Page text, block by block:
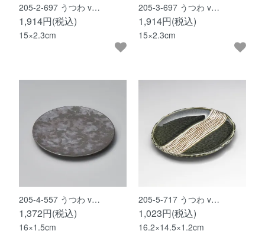
205-2-697 うつわ v…
1,914円(税込)
15×2.3cm
205-3-697 うつわ v…
1,914円(税込)
15×2.3cm
205-4-557 うつわ v…
1,372円(税込)
16×1.5cm
205-5-717 うつわ v…
1,023円(税込)
16.2×14.5×1.2cm